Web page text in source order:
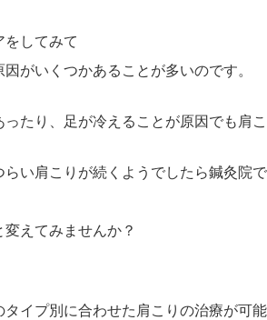
をしてみて
がいくつかあることが多いのです。
たり、足が冷えることが原因でも肩
い肩こりが続くようでしたら鍼灸院
えてみませんか？
イプ別に合わせた肩こりの治療が可能